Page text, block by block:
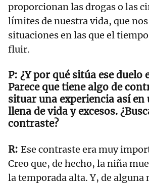
proporcionan las drogas o las
límites de nuestra vida, que
situaciones en las que el
fluir.
¿Y por qué sitúa ese duelo
Parece que tiene algo de
situar una experiencia así en
llena de vida y excesos.
contraste?
Ese contraste era muy
Creo que, de hecho, la niña
la temporada alta. Y, de alguna